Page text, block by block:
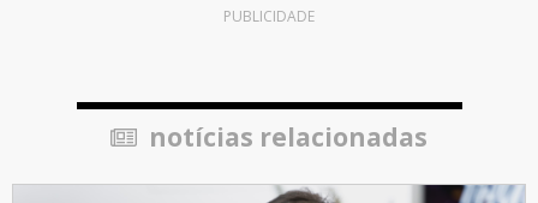
PUBLICIDADE
notícias relacionadas